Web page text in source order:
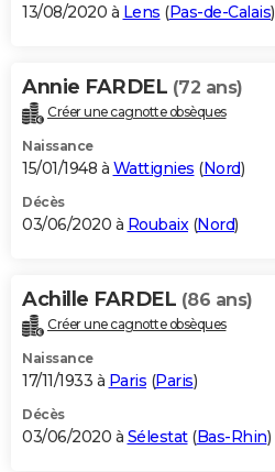
13/08/2020 à Lens (Pas-de-Calais)
Annie FARDEL (72 ans)
Créer une cagnotte obsèques
Naissance
15/01/1948 à Wattignies (Nord)
Décès
03/06/2020 à Roubaix(Nord)
Achille FARDEL (86 ans)
Créer une cagnotte obsèques
Naissance
17/11/1933 à Paris (Paris)
Décès
03/06/2020 à Sélestat(Bas-Rhin)